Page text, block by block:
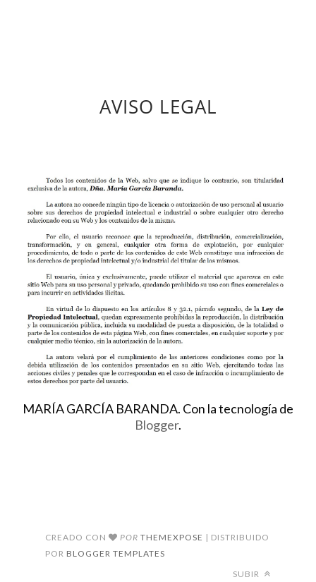
AVISO LEGAL
MARÍA GARCÍA BARANDA. Con la tecnología de
Blogger.
CREADO CON POR THEMEXPOSE | DISTRIBUIDO
POR BLOGGER TEMPLATES
SUBIR